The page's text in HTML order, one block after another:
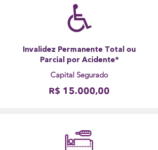
Invalidez Permanente Total ou
Parcial por Acidente*
Capital Segurado
R$ 15.000,00